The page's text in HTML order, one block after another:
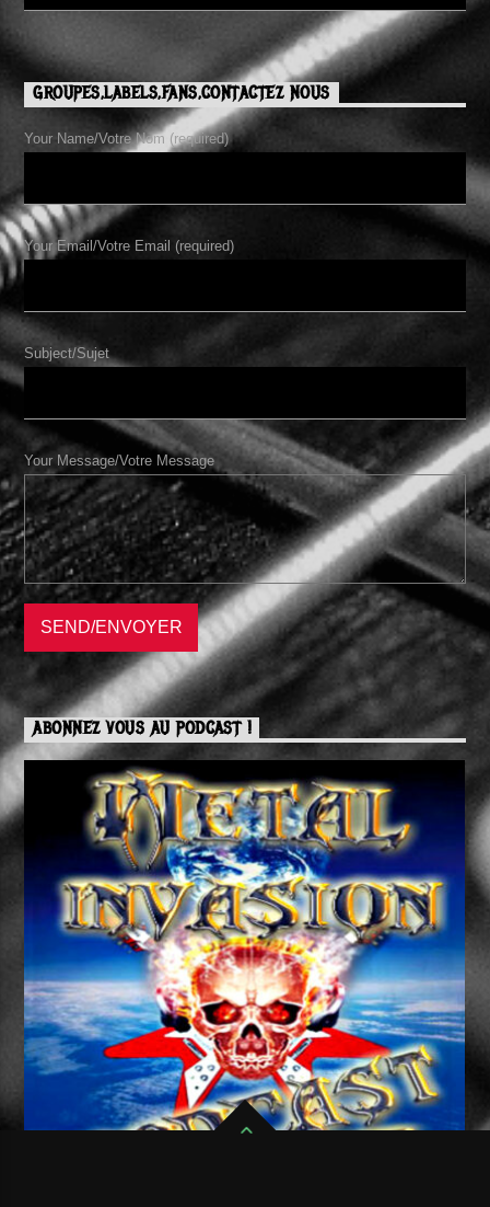
GROUPES,LABELS,FANS,CONTACTEZ NOUS
Your Name/Votre Nom (required)
Your Email/Votre Email (required)
Subject/Sujet
Your Message/Votre Message
ABONNEZ VOUS AU PODCAST !